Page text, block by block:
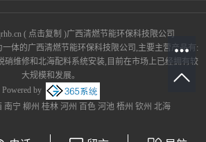
( 点击复制 )广西清燃节能环保科技限公司
体的广西清燃节能环保科技限公司,主要主营产品有:
硝维修和北海配料系统安装,目前在市场上已经拥有较
大规模和发展。
Powered by
南宁 柳州 桂林 河州 百色 河池 梧州 钦州 北海